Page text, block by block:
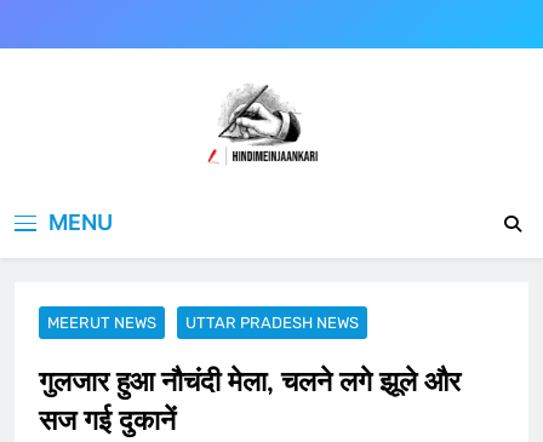
to
MENU
MEERUT NEWS UTTAR PRADESH NEWS
गुलजार हुआ नौचंदी मेला, चलने लगे झूले और
सज गई दुकानें